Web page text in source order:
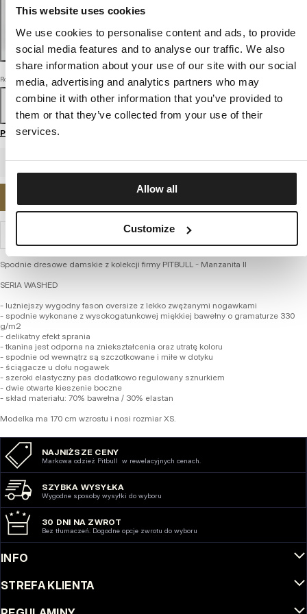
This website uses cookies
We use cookies to personalise content and ads, to provide
social media features and to analyse our traffic. We also
share information about your use of our site with our social
media, advertising and analytics partners who may
combine it with other information that you’ve provided to
them or that they’ve collected from your use of their
services.
Allow all
Customize
Rozmiar
XS/S M/L
Przewodnik po rozmiarach
WYSYŁKA I ZWROTY
Spodnie dresowe damskie z kolekcji firmy PITBULL - Manzanita II
SERIA WASHED
- luźniejszy wygodny fason oversize z lekko zwężanymi nogawkami
- spodnie wykonane z wysokogatunkowej miękkiej bawełny o gramaturze 330
g/m2
- delikatny efekt sprania
- tkanina jest odporna na zniekształcenia oraz utratę koloru
- spodnie od wewnątrz są szczotkowane i miłe w dotyku
- ściągacze u dołu nogawek
- szeroki elastyczny pas dodatkowo regulowany sznurkiem
- dwie otwarte kieszenie boczne
- skład materiału: 70% bawełna / 30% elastan
Modelka ma 170 cm wzrostu i nosi rozmiar XS.
NAJNIŻSZE CENY
Markowa odzież Pitbull w rewelacyjnych cenach.
SZYBKA WYSYŁKA
Wygodne sposoby wysyłki do wyboru
30 DNI NA ZWROT
Bez tłumaczeń. Dogodne opcje zwrotu do wyboru
INFO
STREFA KLIENTA